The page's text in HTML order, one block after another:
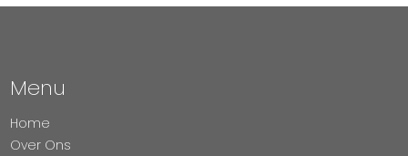
Menu
Home
Over Ons